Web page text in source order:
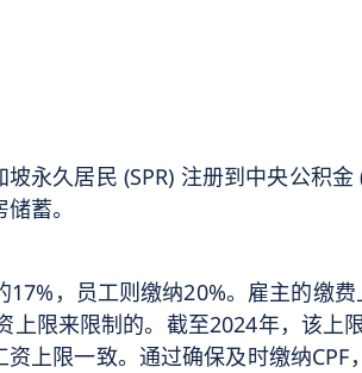
永久居民 (SPR) 注册到中央公积
蓄。
，员工则缴纳20%。雇主的缴
上限来限制的。截至2024年，该
上限一致。通过确保及时缴纳